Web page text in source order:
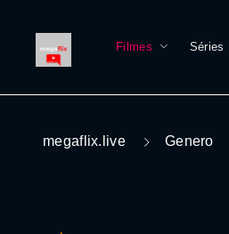
Filmes Séries
megaflix.live Genero